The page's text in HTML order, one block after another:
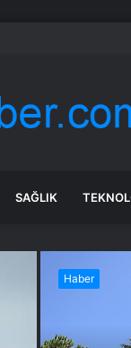
tellerindeki problem
SAĞLIK
Haber